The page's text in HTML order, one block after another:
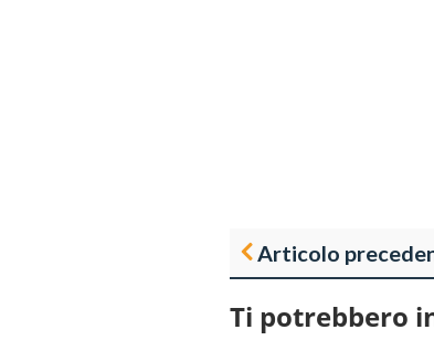
Articolo
Ti potrebbero